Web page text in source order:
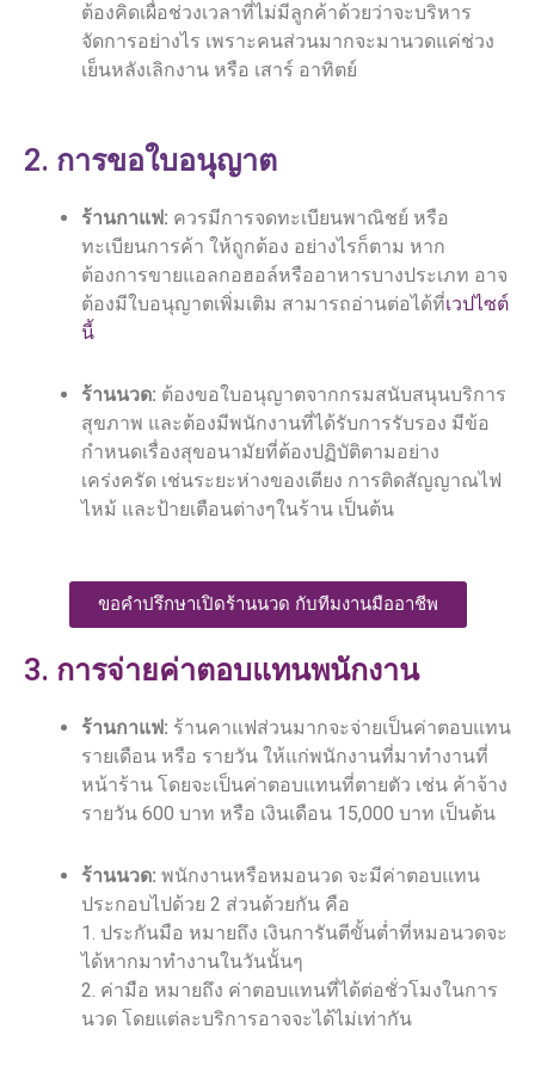
ต้องคิดเผื่อช่วงเวลาที่ไม่มีลูกค้าด้วยว่าจะบริหาร
จัดการอย่างไร เพราะคนส่วนมากจะมานวดแค่ช่วง
เย็นหลังเลิกงาน หรือ เสาร์ อาทิตย์
2. การขอใบอนุญาต
ร้านกาแฟ: ควรมีการจดทะเบียนพาณิชย์ หรือ
ทะเบียนการค้า ให้ถูกต้อง อย่างไรก็ตาม หาก
ต้องการขายแอลกอฮอล์หรืออาหารบางประเภท อาจ
ต้องมีใบอนุญาตเพิ่มเติม สามารถอ่านต่อได้ที่เวปไซต์
นี้
ร้านนวด: ต้องขอใบอนุญาตจากกรมสนับสนุนบริการ
สุขภาพ และต้องมีพนักงานที่ได้รับการรับรอง มีข้อ
กำหนดเรื่องสุขอนามัยที่ต้องปฏิบัติตามอย่าง
เคร่งครัด เช่นระยะห่างของเตียง การติดสัญญาณไฟ
ไหม้ และป้ายเตือนต่างๆในร้าน เป็นต้น
ขอคำปรึกษาเปิดร้านนวด กับทีมงานมืออาชีพ
3. การจ่ายค่าตอบแทนพนักงาน
ร้านกาแฟ: ร้านคาแฟส่วนมากจะจ่ายเป็นค่าตอบแทน
รายเดือน หรือ รายวัน ให้แก่พนักงานที่มาทำงานที่
หน้าร้าน โดยจะเป็นค่าตอบแทนที่ตายตัว เช่น ค้าจ้าง
รายวัน 600 บาท หรือ เงินเดือน 15,000 บาท เป็นต้น
ร้านนวด: พนักงานหรือหมอนวด จะมีค่าตอบแทน
ประกอบไปด้วย 2 ส่วนด้วยกัน คือ
1. ประกันมือ หมายถึง เงินการันตีขั้นต่ำที่หมอนวดจะ
ได้หากมาทำงานในวันนั้นๆ
2. ค่ามือ หมายถึง ค่าตอบแทนที่ได้ต่อชั่วโมงในการ
นวด โดยแต่ละบริการอาจจะได้ไม่เท่ากัน